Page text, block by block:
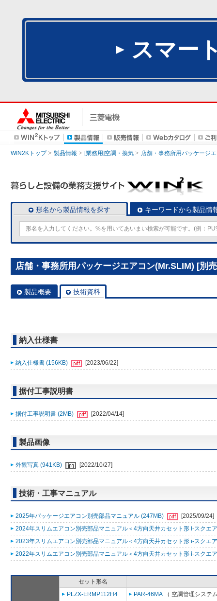
スマー
WIN2Kトップ 製品情報 [業務用]空調・換気 店舗・事務所用パッケージ
形名から製品情報を探す キーワードから製品情
店舗・事務所用パッケージエアコン(Mr.SLIM) [別
製品概要 技術資料
納入仕様書
納入仕様書 (156KB) [2023/06/22]
据付工事説明書
据付工事説明書 (2MB) [2022/04/14]
製品画像
外観写真 (941KB) [2022/10/27]
技術・工事マニュアル
2025年パッケージエアコン別売部品マニュアル (247MB)
[2025/09/24]
2024年スリムエアコン別売部品マニュアル＜4方向天井カセット形 i-スクエ
2023年スリムエアコン別売部品マニュアル＜4方向天井カセット形 i-スクエ
2022年スリムエアコン別売部品マニュアル＜4方向天井カセット形 i-スクエ
セット形名
PLZX-ERMP112H4
PAR-46MA （ 空調管理システ